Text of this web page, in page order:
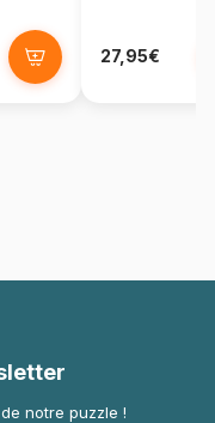
27,95€
notre puzzle !